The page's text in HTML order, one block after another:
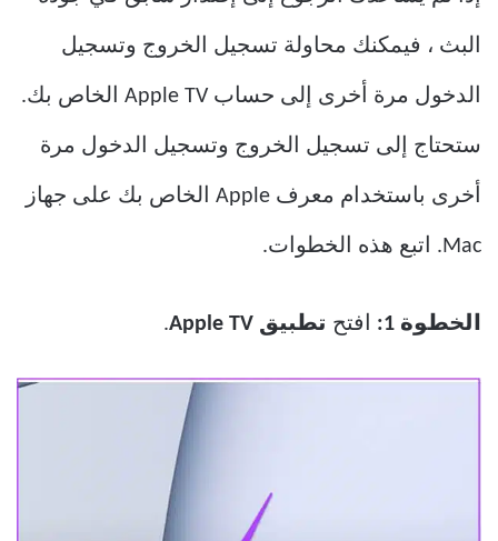
البث ، فيمكنك محاولة تسجيل الخروج وتسجيل
الدخول مرة أخرى إلى حساب Apple TV الخاص بك.
ستحتاج إلى تسجيل الخروج وتسجيل الدخول مرة
أخرى باستخدام معرف Apple الخاص بك على جهاز
Mac. اتبع هذه الخطوات.
الخطوة 1: افتح تطبيق Apple TV .